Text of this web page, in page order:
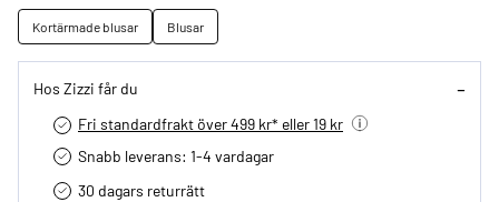
Kortärmade blusar Blusar
Hos Zizzi får du
Fri standardfrakt över 499 kr* eller 19 kr
Snabb leverans: 1-4 vardagar
30 dagars returrätt­